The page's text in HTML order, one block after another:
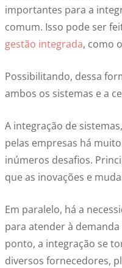
importantes para a
comum. Isso pode ser
gestão integrada, como
Possibilitando, dessa
ambos os sistemas e a
A integração de
pelas empresas há
inúmeros desafios.
que as inovações e
Em paralelo, há a
para atender à
ponto, a integração se
diversos fornecedores,